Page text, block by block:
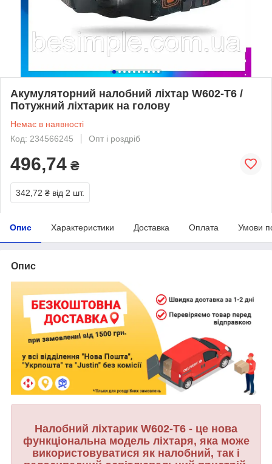
Акумуляторний налобний ліхтар W602-T6 /
Потужний ліхтарик на голову
Немає в наявності
Код: 234566245
Опт і роздріб
496,74 ₴
342,72 ₴ від 2 шт.
Опис Характеристики Доставка Оплата Умови
Опис
Налобний ліхтарик W602-T6 - це нова
функціональна модель ліхтаря, яка може
використовуватися як налобний, так і